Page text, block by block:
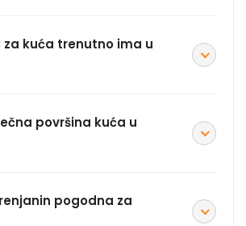
za kuća trenutno ima u
površina kuća u
pogodna za